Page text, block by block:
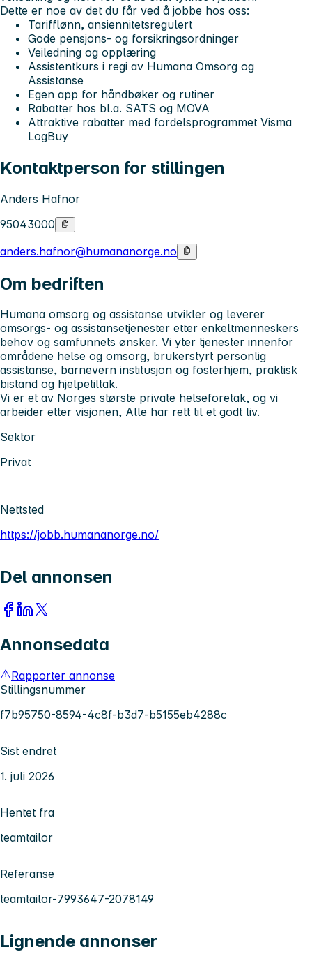
Dette er noe av det du får ved å jobbe hos oss:
Tarifflønn, ansiennitetsregulert
Gode pensjons- og forsikringsordninger
Veiledning og opplæring
Assistentkurs i regi av Humana Omsorg og
Assistanse
Egen app for håndbøker og rutiner
Rabatter hos bl.a. SATS og MOVA
Attraktive rabatter med fordelsprogrammet Visma
LogBuy
Kontaktperson for stillingen
Anders Hafnor
95043000
anders.hafnor@humananorge.no
Om bedriften
Humana omsorg og assistanse utvikler og leverer
omsorgs- og assistansetjenester etter enkeltmenneskers
behov og samfunnets ønsker. Vi yter tjenester innenfor
områdene helse og omsorg, brukerstyrt personlig
assistanse, barnevern institusjon og fosterhjem, praktisk
bistand og hjelpetiltak.
Vi er et av Norges største private helseforetak, og vi
arbeider etter visjonen, Alle har rett til et godt liv.
Sektor
Privat
Nettsted
https://jobb.humananorge.no/
Del annonsen
Annonsedata
Rapporter annonse
Stillingsnummer
f7b95750-8594-4c8f-b3d7-b5155eb4288c
Sist endret
1. juli 2026
Hentet fra
teamtailor
Referanse
teamtailor-7993647-2078149
Lignende annonser